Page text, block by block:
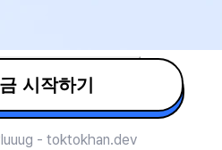
시작하기
- toktokhan.dev